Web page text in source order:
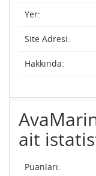
Yer:
Site Adresi:
Hakkında:
ait
Puanları: